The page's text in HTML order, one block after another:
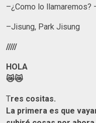
–¿Como lo llamaremos?
–Jisung, Park Jisung
/////
HOLA
😿😿
Tres cositas.
La primera es que